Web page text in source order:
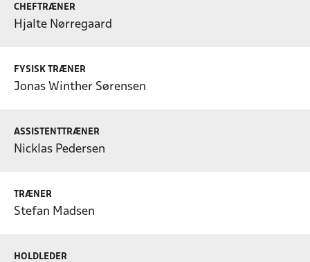
CHEFTRÆNER
Hjalte Nørregaard
FYSISK TRÆNER
Jonas Winther Sørensen
ASSISTENTTRÆNER
Nicklas Pedersen
TRÆNER
Stefan Madsen
HOLDLEDER